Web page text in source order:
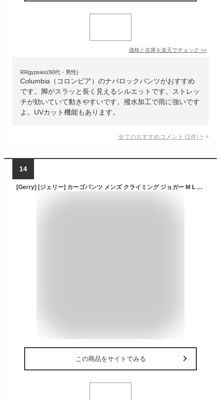
価格と在庫を楽天でチェック >>
RRgypsies(60代・男性)
Columbia（コロンビア）のナパロックパンツがおすすめ
です。脚がスラッと長く見えるシルエットです。ストレッ
チが効いていて動きやすいです。撥水加工で雨に強いです
よ。UVカット機能もあります。
全てのおすすめコメント (1 件) >
14
[Gerry] [ジェリー] カーゴパンツ メンズ クライミング ジョガー M L LL 3L 4L 5L 撥水加工 UVカット ストレッチ カーキ M
この商品をサイトでみる